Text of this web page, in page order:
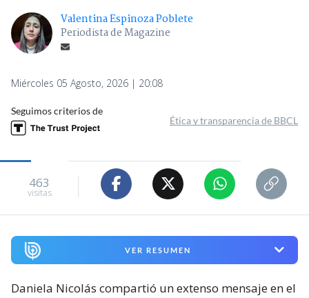
Valentina Espinoza Poblete
Periodista de Magazine
Miércoles 05 Agosto, 2026 | 20:08
Seguimos criterios de
Ética y transparencia de BBCL
463
visitas
VER RESUMEN
Daniela Nicolás compartió un extenso mensaje en el